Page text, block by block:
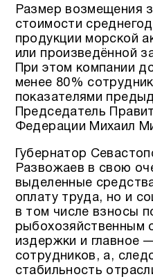
Размер возмещения
стоимости
продукции морской
или произведённой
При этом компании
менее 80%
показателями
Председатель
Федерации Михаил
Губернатор
Развожаев в свою
выделенные
оплату труда, но и
в том числе взносы
рыбохозяйственным
издержки и главное
сотрудников, а,
стабильность